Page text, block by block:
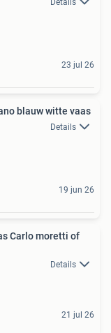
Details
23 jul 26
blauw witte vaas
Details
19 jun 26
Carlo moretti of
Details
21 jul 26